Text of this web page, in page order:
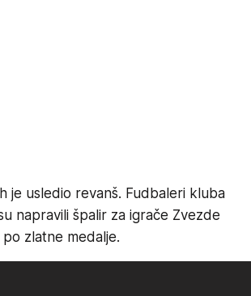
je usledio revanš. Fudbaleri kluba
napravili špalir za igrače Zvezde
zlatne medalje.